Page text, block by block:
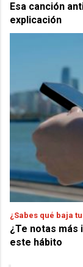
Esa canción
explicación
¿Sabes qué baja
¿Te notas
este hábito